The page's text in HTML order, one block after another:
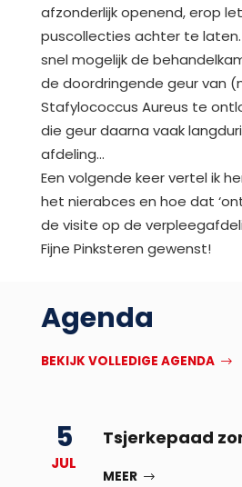
afzonderlijk openend, erop
puscollecties achter te laten.
snel mogelijk de
de doordringende geur van
Stafylococcus Aureus te
die geur daarna vaak
afdeling…
Een volgende keer vertel ik
het nierabces en hoe dat
de visite op de
Fijne Pinksteren gewenst!
Agenda
BEKIJK VOLLEDIGE AGENDA
5
JUL
Tsjerkepaad
MEER